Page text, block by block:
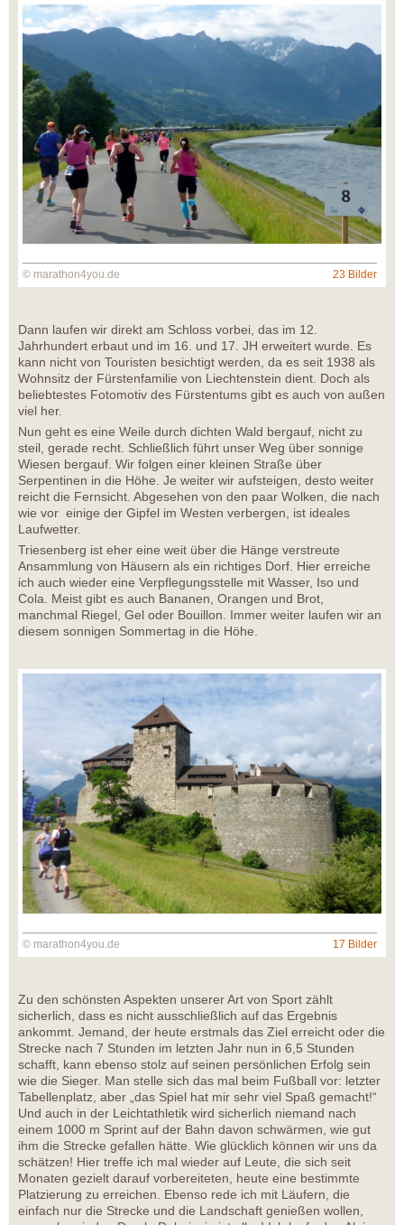
© marathon4you.de 23 Bilder
Dann laufen wir direkt am Schloss vorbei, das im 12.
Jahrhundert erbaut und im 16. und 17. JH erweitert wurde. Es
kann nicht von Touristen besichtigt werden, da es seit 1938 als
Wohnsitz der Fürstenfamilie von Liechtenstein dient. Doch als
beliebtestes Fotomotiv des Fürstentums gibt es auch von außen
viel her.
Nun geht es eine Weile durch dichten Wald bergauf, nicht zu
steil, gerade recht. Schließlich führt unser Weg über sonnige
Wiesen bergauf. Wir folgen einer kleinen Straße über
Serpentinen in die Höhe. Je weiter wir aufsteigen, desto weiter
reicht die Fernsicht. Abgesehen von den paar Wolken, die nach
wie vor einige der Gipfel im Westen verbergen, ist ideales
Laufwetter.
Triesenberg ist eher eine weit über die Hänge verstreute
Ansammlung von Häusern als ein richtiges Dorf. Hier erreiche
ich auch wieder eine Verpflegungsstelle mit Wasser, Iso und
Cola. Meist gibt es auch Bananen, Orangen und Brot,
manchmal Riegel, Gel oder Bouillon. Immer weiter laufen wir an
diesem sonnigen Sommertag in die Höhe.
© marathon4you.de 17 Bilder
Zu den schönsten Aspekten unserer Art von Sport zählt
sicherlich, dass es nicht ausschließlich auf das Ergebnis
ankommt. Jemand, der heute erstmals das Ziel erreicht oder die
Strecke nach 7 Stunden im letzten Jahr nun in 6,5 Stunden
schafft, kann ebenso stolz auf seinen persönlichen Erfolg sein
wie die Sieger. Man stelle sich das mal beim Fußball vor: letzter
Tabellenplatz, aber „das Spiel hat mir sehr viel Spaß gemacht!“
Und auch in der Leichtathletik wird sicherlich niemand nach
einem 1000 m Sprint auf der Bahn davon schwärmen, wie gut
ihm die Strecke gefallen hätte. Wie glücklich können wir uns da
schätzen! Hier treffe ich mal wieder auf Leute, die sich seit
Monaten gezielt darauf vorbereiteten, heute eine bestimmte
Platzierung zu erreichen. Ebenso rede ich mit Läufern, die
einfach nur die Strecke und die Landschaft genießen wollen,